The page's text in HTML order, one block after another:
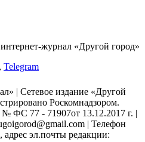
журнал «Другой город»
, Telegram
| Сетевое издание «Другой
Роскомнадзором.
ФС 77 - 71907от 13.12.2017 г. |
| Телефон
адрес эл.почты редакции: